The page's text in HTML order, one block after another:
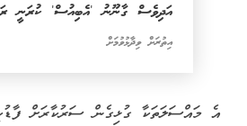
އަދިވެސް ގާނޫނު 'އެބިއުސް' ކުރަނީ
އިތުރަށް ވިދާޅުވުމަށް
އެ މައްސަލަތަކާ ގުޅިގެން ސަރުކާރަށް